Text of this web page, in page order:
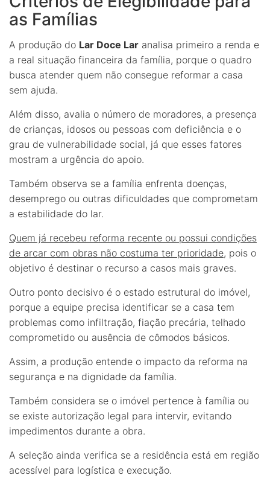
as Famílias
A produção do Lar Doce Lar analisa primeiro a renda e
a real situação financeira da família, porque o quadro
busca atender quem não consegue reformar a casa
sem ajuda.
Além disso, avalia o número de moradores, a presença
de crianças, idosos ou pessoas com deficiência e o
grau de vulnerabilidade social, já que esses fatores
mostram a urgência do apoio.
Também observa se a família enfrenta doenças,
desemprego ou outras dificuldades que comprometam
a estabilidade do lar.
Quem já recebeu reforma recente ou possui condições
de arcar com obras não costuma ter prioridade, pois o
objetivo é destinar o recurso a casos mais graves.
Outro ponto decisivo é o estado estrutural do imóvel,
porque a equipe precisa identificar se a casa tem
problemas como infiltração, fiação precária, telhado
comprometido ou ausência de cômodos básicos.
Assim, a produção entende o impacto da reforma na
segurança e na dignidade da família.
Também considera se o imóvel pertence à família ou
se existe autorização legal para intervir, evitando
impedimentos durante a obra.
A seleção ainda verifica se a residência está em região
acessível para logística e execução.